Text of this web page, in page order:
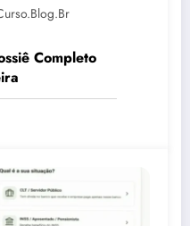
Completo